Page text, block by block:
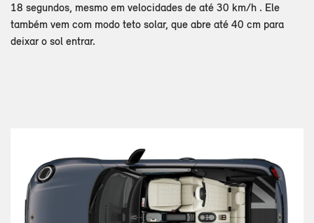
18 segundos, mesmo em velocidades de até 30 km/h . Ele
também vem com modo teto solar, que abre até 40 cm para
deixar o sol entrar.